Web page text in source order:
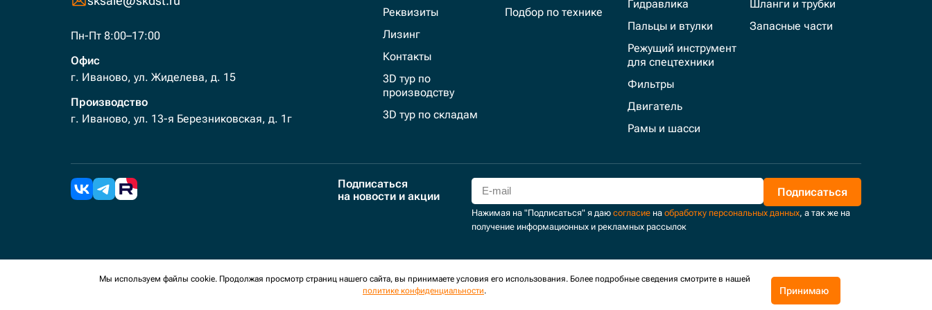
Пн-Пт 8:00–17:00
Офис
г. Иваново, ул. Жиделева, д. 15
Производство
г. Иваново, ул. 13-я Березниковская, д. 1г
Реквизиты
Лизинг
Контакты
3D тур по
производству
3D тур по складам
Подбор по технике
Гидравлика
Пальцы и втулки
Режущий инструмент
для спецтехники
Фильтры
Двигатель
Рамы и шасси
Шланги и трубки
Запасные части
Подписаться
на новости и акции
Подписаться
Нажимая на "Подписаться" я даю согласиена обработку персональных данных, а так же на
получение информационных и рекламных рассылок
2026 Все права защищены. Мы используем cookies для сбора обезличенных персональных данных. Оставаясь на
Поддержка и развитие
Мы используем файлы cookie. Продолжая просмотр страниц нашего сайта, вы принимаете условия его использования. Более подробные сведения смотрите в нашей
политике конфиденциальности. Принимаю